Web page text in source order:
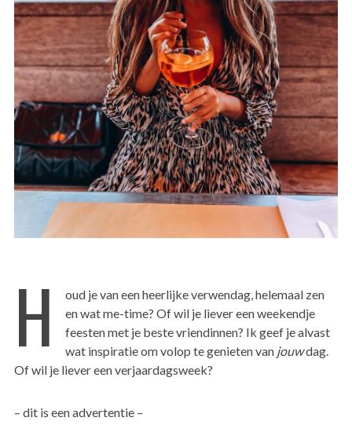
H
oud je van een heerlijke verwendag, helemaal zen
en wat me-time? Of wil je liever een weekendje
feesten met je beste vriendinnen? Ik geef je alvast
wat inspiratie om volop te genieten van jouwdag.
Of wil je liever een verjaardagsweek?
– dit is een advertentie –